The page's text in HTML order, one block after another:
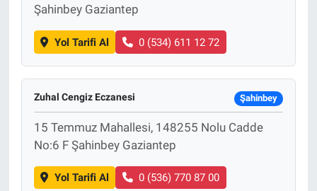
Şahinbey Gaziantep
Yol Tarifi Al 0 (534) 611 12 72
Zuhal Cengiz Eczanesi Şahinbey
15 Temmuz Mahallesi, 148255 Nolu Cadde
No:6 F Şahinbey Gaziantep
Yol Tarifi Al 0 (536) 770 87 00